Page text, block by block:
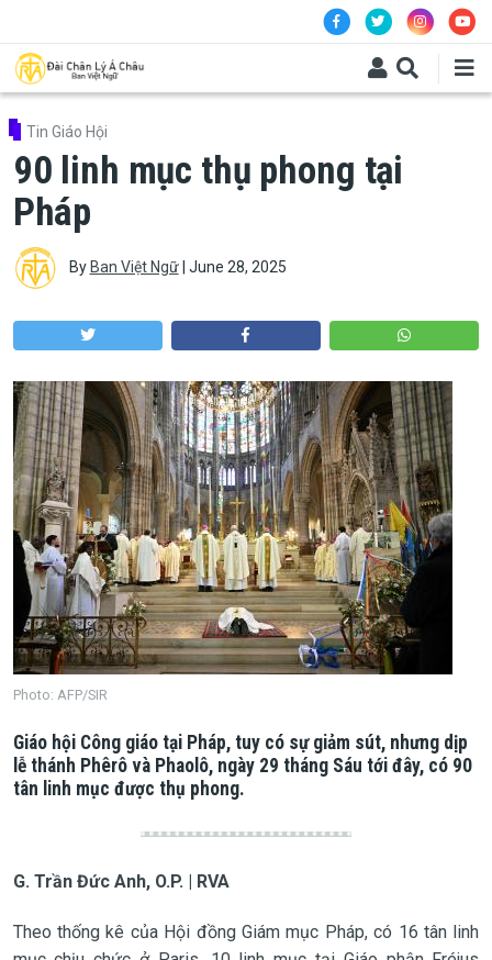
Tin Giáo Hội
90 linh mục thụ phong tại
Pháp
By Ban Việt Ngữ| June 28, 2025
Photo: AFP/SIR
Giáo hội Công giáo tại Pháp, tuy có sự giảm sút, nhưng dịp
lễ thánh Phêrô và Phaolô, ngày 29 tháng Sáu tới đây, có 90
tân linh mục được thụ phong.
G. Trần Đức Anh, O.P. | RVA
Theo thống kê của Hội đồng Giám mục Pháp, có 16 tân linh